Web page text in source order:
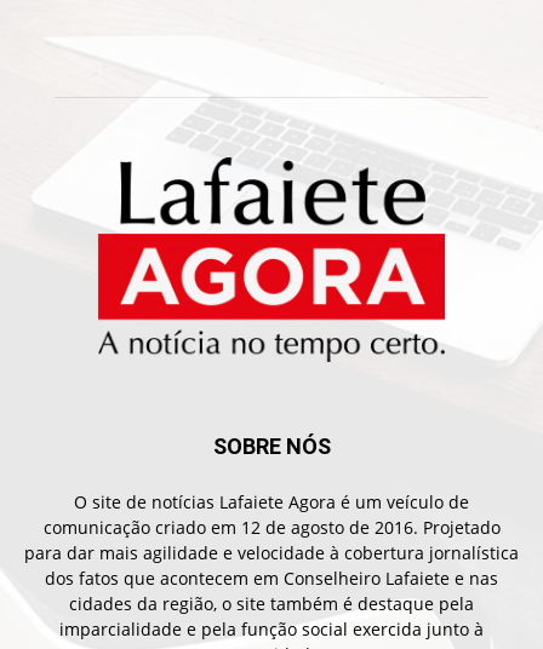
SOBRE NÓS
O site de notícias Lafaiete Agora é um veículo de
comunicação criado em 12 de agosto de 2016. Projetado
para dar mais agilidade e velocidade à cobertura jornalística
dos fatos que acontecem em Conselheiro Lafaiete e nas
cidades da região, o site também é destaque pela
imparcialidade e pela função social exercida junto à